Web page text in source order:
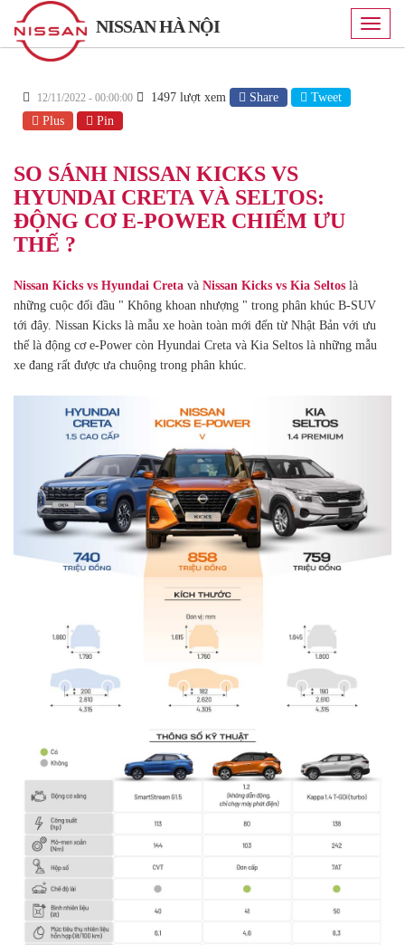
Toggle
NISSAN HÀ NỘI
12/11/2022 - 00:00:00 1497 lượt xem Share
Tweet
Plus
Pin
SO SÁNH NISSAN KICKS VS
HYUNDAI CRETA VÀ SELTOS:
ĐỘNG CƠ E-POWER CHIẾM ƯU
THẾ ?
Nissan Kicks vs Hyundai Creta và Nissan Kicks vs Kia Seltos là
những cuộc đối đầu " Không khoan nhượng " trong phân khúc B-SUV
tới đây. Nissan Kicks là mẫu xe hoàn toàn mới đến từ Nhật Bản với ưu
thế là động cơ e-Power còn Hyundai Creta và Kia Seltos là những mẫu
xe đang rất được ưa chuộng trong phân khúc.